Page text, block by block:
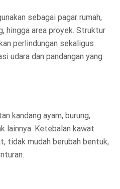
sebagai pagar rumah,
hingga area proyek. Struktur
perlindungan sekaligus
udara dan pandangan yang
kandang ayam, burung,
lainnya. Ketebalan kawat
tidak mudah berubah bentuk,